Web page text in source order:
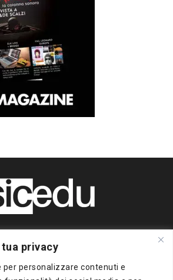
privacy
per personalizzare contenuti e